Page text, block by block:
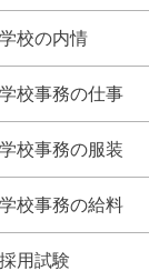
学校の内情
学校事務の仕事
学校事務の服装
学校事務の給料
採用試験